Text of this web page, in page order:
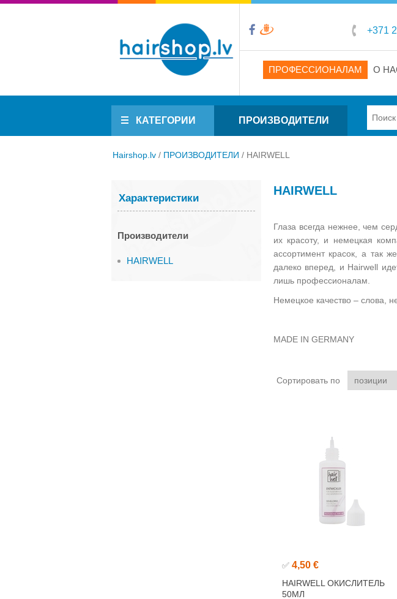
+371
ПРОФЕССИОНАЛАМ О
КАТЕГОРИИ ПРОИЗВОДИТЕЛИ
Hairshop.lv / ПРОИЗВОДИТЕЛИ / HAIRWELL
Характеристики
Производители
HAIRWELL
HAIRWELL
Глаза всегда нежнее, чем
их красоту, и немецкая
ассортимент красок, а так
далеко вперед, и Hairwell
лишь профессионалам.
Немецкое качество – слова,
MADE IN GERMANY
Сортировать по
✅ 4,50 €
HAIRWELL ОКИСЛИТЕЛЬ
50МЛ